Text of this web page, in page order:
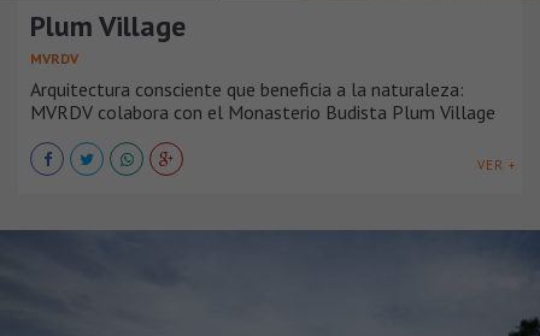
Plum Village
MVRDV
Arquitectura consciente que beneficia a la naturaleza:
MVRDV colabora con el Monasterio Budista Plum Village
VER +